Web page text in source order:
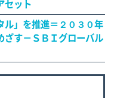
セット
ル」を推進＝２０３０年
ざす－ＳＢＩグローバル